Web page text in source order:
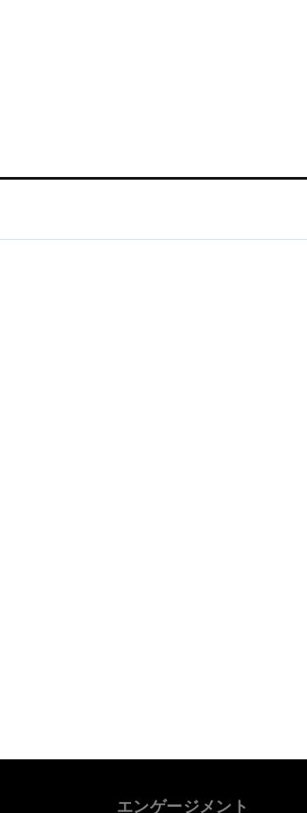
エンゲージメント